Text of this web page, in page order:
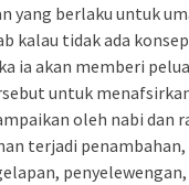
yang berlaku untuk
kalau tidak ada
ia akan memberi
untuk
oleh nabi dan
terjadi